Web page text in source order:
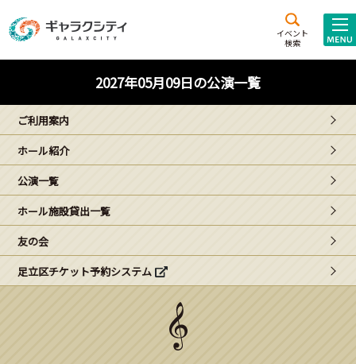
イベント
検索
施設案内
西新井
文化ホール
ギャラクシティとは
こどもみーてぃんぐ
Gがくえん
ブランドからのお知らせ
2027年05月09日の公演一覧
ご利用案内
ホール紹介
公演一覧
ホール施設貸出一覧
友の会
足立区チケット予約システム